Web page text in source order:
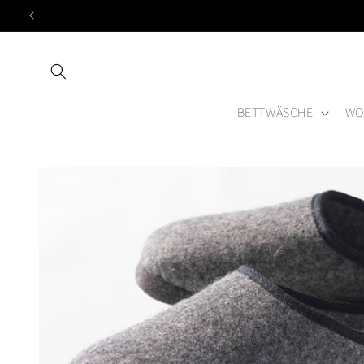
zum
Inhalt
BETTWÄSCHE